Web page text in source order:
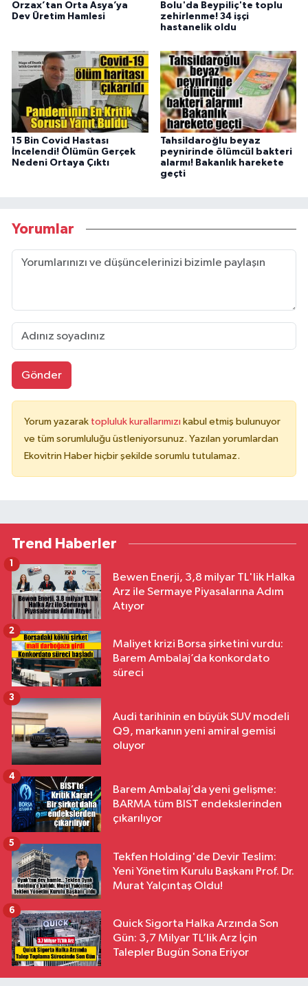
Orzax’tan Orta Asya’ya
Dev Üretim Hamlesi
Bolu'da Beypiliç'te toplu
zehirlenme! 34 işçi
hastanelik oldu
15 Bin Covid Hastası
İncelendi! Ölümün Gerçek
Nedeni Ortaya Çıktı
Tahsildaroğlu beyaz
peynirinde ölümcül bakteri
alarmı! Bakanlık harekete
geçti
Yorumlar
Gönder
Yorum yazarak topluluk kurallarımızı kabul etmiş bulunuyor
ve tüm sorumluluğu üstleniyorsunuz. Yazılan yorumlardan
Ekovitrin Haber hiçbir şekilde sorumlu tutulamaz.
Trend Haberler
Bewen Enerji, 3,8 milyar TL'lik Halka
Arz ile Sermaye Piyasalarına Adım
Atıyor
1
Maliyet krizi Borsa şirketini vurdu:
Barem Ambalaj’da konkordato
süreci
2
Audi tarihinin en büyük SUV modeli
Q9, markanın yeni amiral gemisi
oluyor
3
Barem Ambalaj’da yeni gelişme:
BARMA tüm BIST endekslerinden
çıkarılıyor
4
Tekfen Holding'de Devir Teslim:
Yeni Yönetim Kurulu Başkanı Prof. Dr.
Murat Yalçıntaş Oldu!
5
Quick Sigorta Halka Arzında Son
Gün: 3,7 Milyar TL’lik Arz İçin
Talepler Bugün Sona Eriyor
6